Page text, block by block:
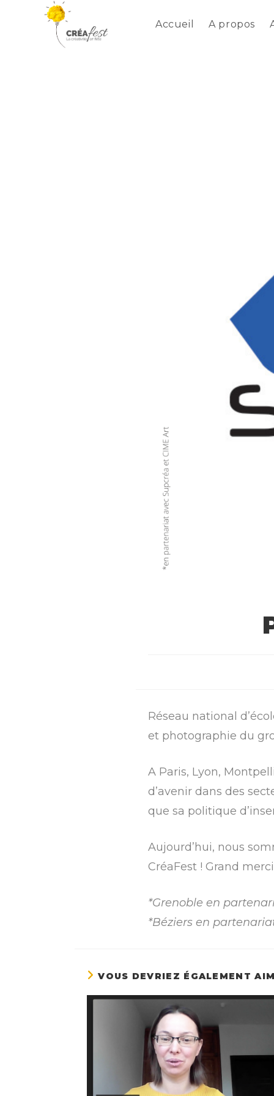
Accueil A propos
Réseau national
et photographie du
A Paris, Lyon,
d’avenir dans des
que sa politique
Aujourd’hui, nous
CréaFest ! Grand
*Grenoble en
*Béziers en
VOUS DEVRIEZ ÉGALEMENT